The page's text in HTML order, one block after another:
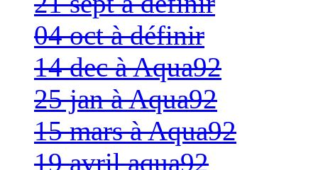
04 oct à définir
14 dec à Aqua92
25 jan à Aqua92
15 mars à Aqua92
19 avril aqua92